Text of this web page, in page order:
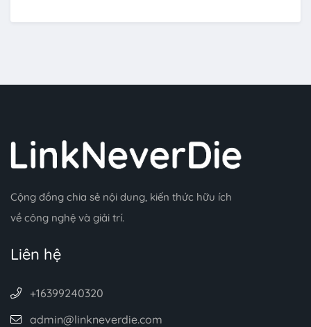
Cộng đồng chia sẻ nội dung, kiến thức hữu ích
về công nghệ và giải trí.
Liên hệ
+16399240320
admin@linkneverdie.com